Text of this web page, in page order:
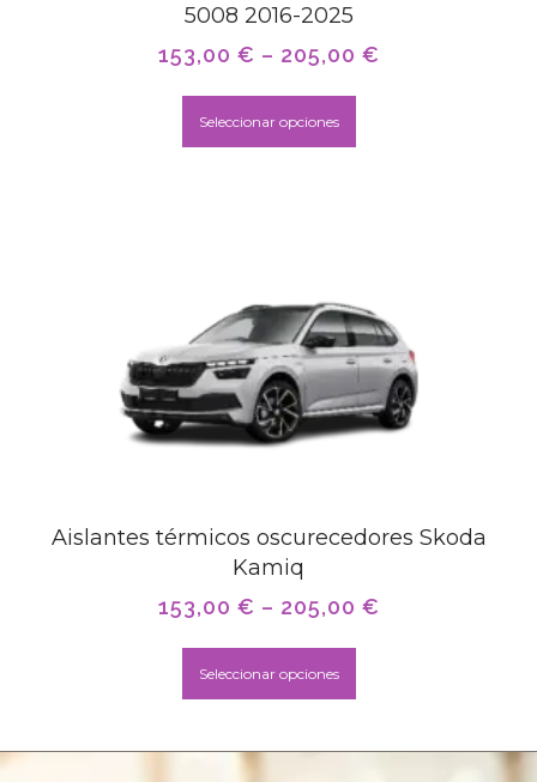
5008 2016-2025
153,00 € – 205,00 €
Seleccionar opciones
Aislantes térmicos oscurecedores Skoda
Kamiq
153,00 € – 205,00 €
Seleccionar opciones